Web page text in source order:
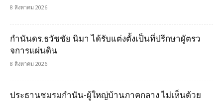
8 สิงหาคม 2026
กำนันดร.ธวัชชัย นิมา ได้รับแต่งตั้งเป็นที่ปรึกษาผูัตรว
จการแผ่นดิน
8 สิงหาคม 2026
ประธานชมรมกำนัน-ผู้ใหญ่บ้านภาคกลาง ไม่เห็นด้วย